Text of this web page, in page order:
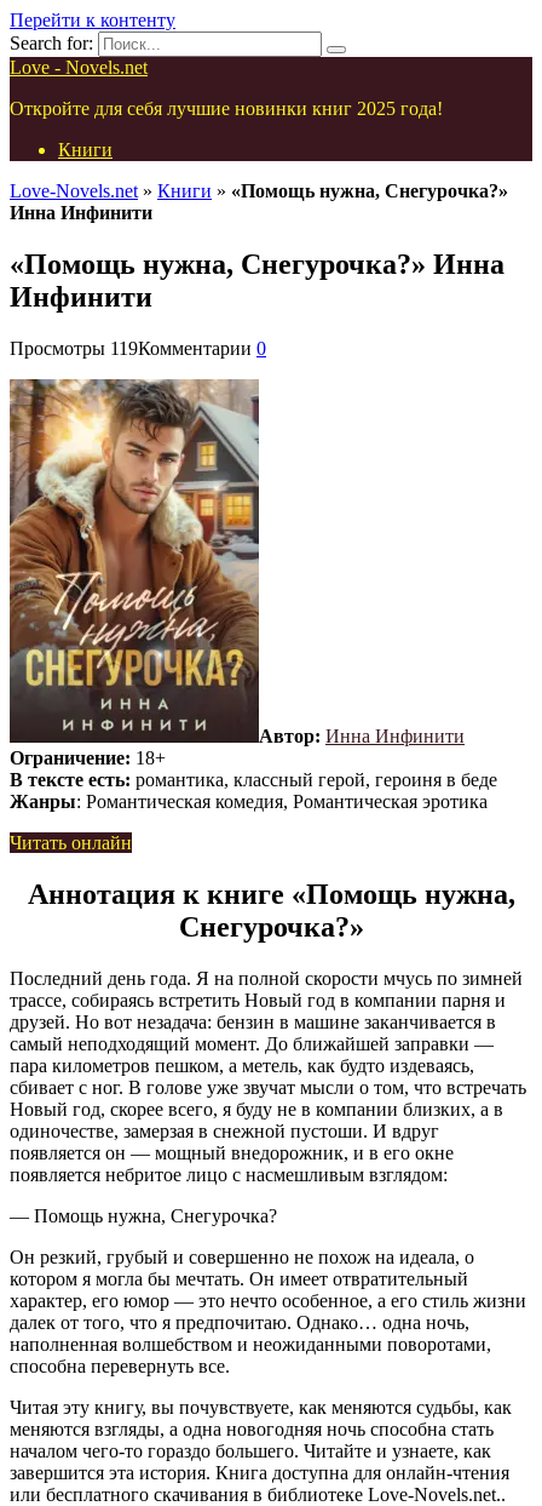
Перейти к контенту
Search for:
Love - Novels.net
Откройте для себя лучшие новинки книг 2025 года!
Книги
Love-Novels.net » Книги » «Помощь нужна, Снегурочка?»
Инна Инфинити
«Помощь нужна, Снегурочка?» Инна
Инфинити
Просмотры 119Комментарии 0
Автор: Инна Инфинити
Ограничение: 18+
В тексте есть: романтика, классный герой, героиня в беде
Жанры: Романтическая комедия, Романтическая эротика
Читать онлайн
Аннотация к книге «Помощь нужна,
Снегурочка?»
Последний день года. Я на полной скорости мчусь по зимней
трассе, собираясь встретить Новый год в компании парня и
друзей. Но вот незадача: бензин в машине заканчивается в
самый неподходящий момент. До ближайшей заправки —
пара километров пешком, а метель, как будто издеваясь,
сбивает с ног. В голове уже звучат мысли о том, что встречать
Новый год, скорее всего, я буду не в компании близких, а в
одиночестве, замерзая в снежной пустоши. И вдруг
появляется он — мощный внедорожник, и в его окне
появляется небритое лицо с насмешливым взглядом:
— Помощь нужна, Снегурочка?
Он резкий, грубый и совершенно не похож на идеала, о
котором я могла бы мечтать. Он имеет отвратительный
характер, его юмор — это нечто особенное, а его стиль жизни
далек от того, что я предпочитаю. Однако… одна ночь,
наполненная волшебством и неожиданными поворотами,
способна перевернуть все.
Читая эту книгу, вы почувствуете, как меняются судьбы, как
меняются взгляды, а одна новогодняя ночь способна стать
началом чего-то гораздо большего. Читайте и узнаете, как
завершится эта история. Книга доступна для онлайн-чтения
или бесплатного скачивания в библиотеке Love-Novels.net..